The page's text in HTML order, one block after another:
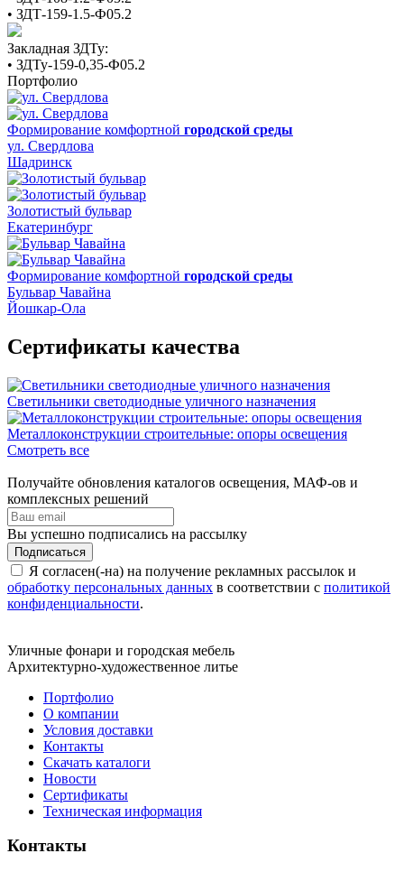
• ЗДТ-159-1.5-Ф05.2
Закладная ЗДТу:
• ЗДТу-159-0,35-Ф05.2
Портфолио
Формирование комфортной городской среды
ул. Свердлова
Шадринск
Золотистый бульвар
Екатеринбург
Формирование комфортной городской среды
Бульвар Чавайна
Йошкар-Ола
Сертификаты качества
Светильники светодиодные уличного назначения
Металлоконструкции строительные: опоры освещения
Смотреть все
Получайте обновления каталогов освещения, МАФ-ов и
комплексных решений
Вы успешно подписались на рассылку
Подписаться
Я согласен(-на) на получение рекламных рассылок и
обработку персональных данных в соответствии с политикой
конфиденциальности.
Уличные фонари и городская мебель
Архитектурно-художественное литье
Портфолио
О компании
Условия доставки
Контакты
Скачать каталоги
Новости
Сертификаты
Техническая информация
Контакты